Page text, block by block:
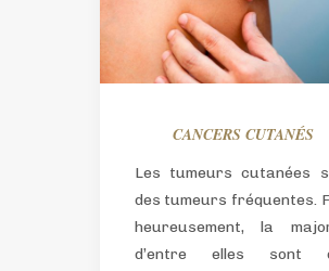
CANCERS CUTANÉS
Les tumeurs cutanées
des tumeurs fréquentes.
heureusement, la
d’entre elles sont